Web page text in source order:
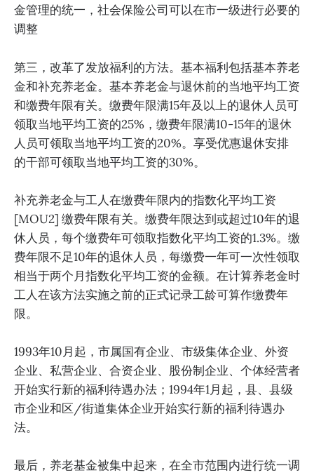
金管理的统一，社会保险公司可以在市一级进行必要的
调整
第三，改革了发放福利的方法。基本福利包括基本养老
金和补充养老金。基本养老金与退休前的当地平均工资
和缴费年限有关。缴费年限满15年及以上的退休人员可
领取当地平均工资的25%，缴费年限满10-15年的退休
人员可领取当地平均工资的20%。享受优惠退休安排
的干部可领取当地平均工资的30%。
补充养老金与工人在缴费年限内的指数化平均工资
[MOU2] 缴费年限有关。缴费年限达到或超过10年的退
休人员，每个缴费年可领取指数化平均工资的1.3%。缴
费年限不足10年的退休人员，每缴费一年可一次性领取
相当于两个月指数化平均工资的金额。在计算养老金时
工人在该方法实施之前的正式记录工龄可算作缴费年
限。
1993年10月起，市属国有企业、市级集体企业、外资
企业、私营企业、合资企业、股份制企业、个体经营者
开始实行新的福利待遇办法；1994年1月起，县、县级
市企业和区/街道集体企业开始实行新的福利待遇办
法。
最后，养老基金被集中起来，在全市范围内进行统一调